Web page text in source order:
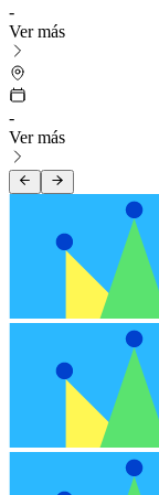
-
Ver más
-
Ver más